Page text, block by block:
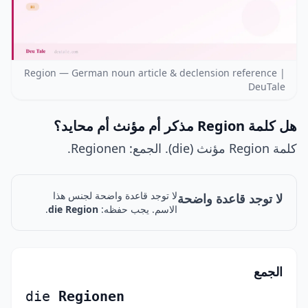
Region — German noun article & declension reference |
DeuTale
هل كلمة Region مذكر أم مؤنث أم محايد؟
كلمة Region مؤنث (die). الجمع: Regionen.
لا توجد قاعدة واضحةلا توجد قاعدة واضحة لجنس هذا
الاسم. يجب حفظه: die Region
.
الجمع
die Regionen